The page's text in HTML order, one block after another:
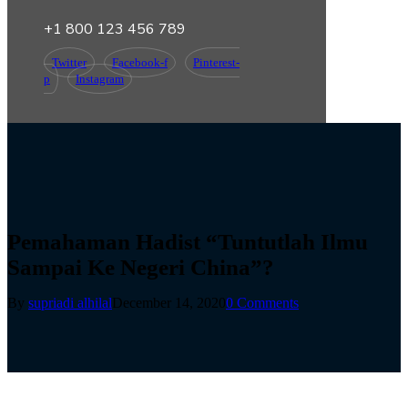
+1 800 123 456 789
Twitter Facebook-f
Pinterest-
p
Instagram
Pemahaman Hadist “Tuntutlah Ilmu
Sampai Ke Negeri China”?
By supriadi alhilalDecember 14, 20200 Comments